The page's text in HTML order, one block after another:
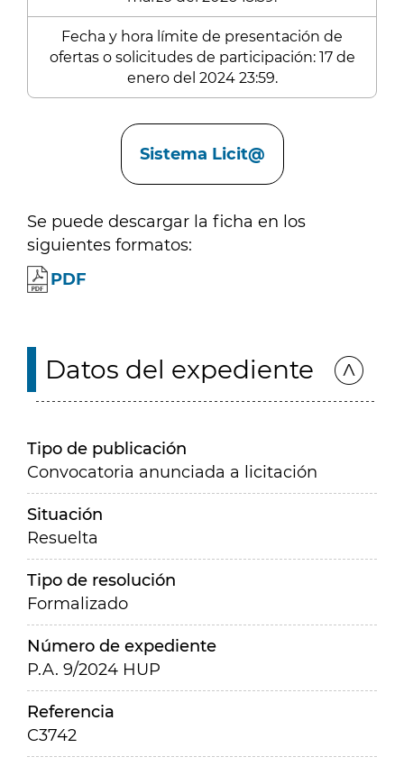
Fecha y hora límite de presentación de
ofertas o solicitudes de participación: 17 de
enero del 2024 23:59.
Sistema Licit@
Se puede descargar la ficha en los
siguientes formatos:
PDF
Datos del expediente
Tipo de publicación
Convocatoria anunciada a licitación
Situación
Resuelta
Tipo de resolución
Formalizado
Número de expediente
P.A. 9/2024 HUP
Referencia
C3742